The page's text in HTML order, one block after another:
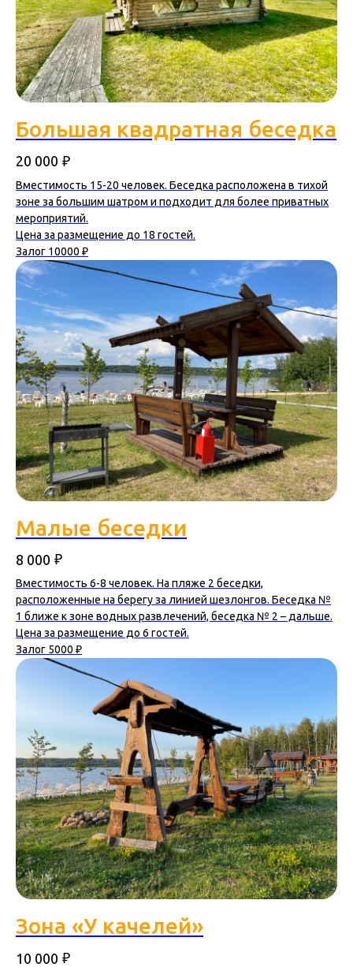
Большая квадратная беседка
20 000 ₽
Вместимость 15-20 человек. Беседка расположена в тихой
зоне за большим шатром и подходит для более приватных
мероприятий.
Цена за размещение до 18 гостей.
Залог 10000 ₽
Малые беседки
8 000 ₽
Вместимость 6-8 человек. На пляже 2 беседки,
расположенные на берегу за линией шезлонгов. Беседка №
1 ближе к зоне водных развлечений, беседка № 2 – дальше.
Цена за размещение до 6 гостей.
Залог 5000 ₽
Зона «У качелей»
10 000 ₽